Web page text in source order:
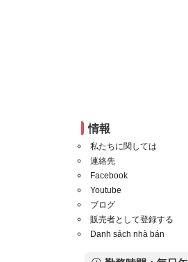
情報
私たちに関しては
連絡先
Facebook
Youtube
ブログ
販売者として登録する
Danh sách nhà bán